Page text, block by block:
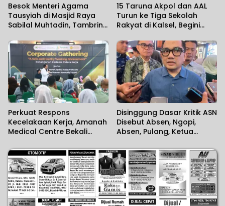
Besok Menteri Agama
Tausyiah di Masjid Raya
Sabilal Muhtadin, Tambrin
Jamaah Hadir
15 Taruna Akpol dan AAL
Turun ke Tiga Sekolah
Rakyat di Kalsel, Begini
Perkuat Respons
Kecelakaan Kerja, Amanah
Medical Centre Bekali
Cedera Sejak Menit
Pertama
Disinggung Dasar Kritik ASN
Disebut Absen, Ngopi,
Absen, Pulang, Ketua
Wartawan Menilai Sendiri